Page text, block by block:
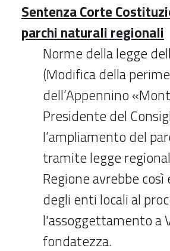
Sentenza Corte
parchi naturali regionali
Norme della legge
(Modifica della
dell’Appennino
Presidente del
l’ampliamento del
tramite legge
Regione avrebbe
degli enti locali al
l'assoggettamento a
fondatezza.